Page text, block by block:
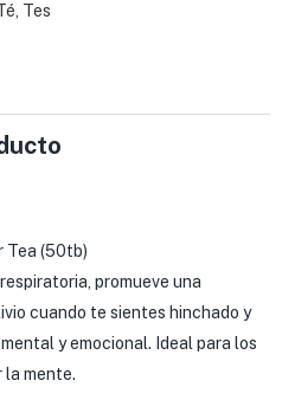
Tes
Tea (50tb)
promueve una
cuando te sientes hinchado y
y emocional. Ideal para los
la mente.